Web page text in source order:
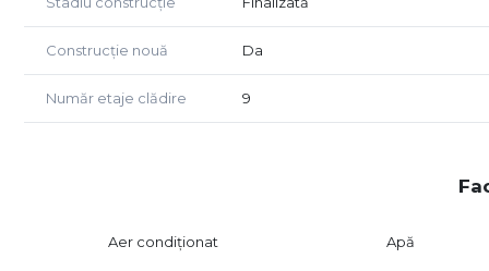
Construcție nouă Da
Număr etaje clădire 9
Aer condiționat Apă